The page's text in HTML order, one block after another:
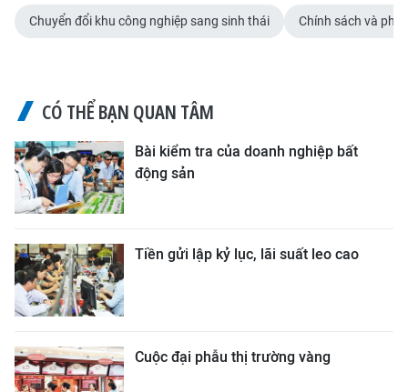
Chuyển đổi khu công nghiệp sang sinh thái Chính sách và
CÓ THỂ BẠN QUAN TÂM
Bài kiểm tra của doanh nghiệp bất
động sản
Tiền gửi lập kỷ lục, lãi suất leo cao
Cuộc đại phẫu thị trường vàng